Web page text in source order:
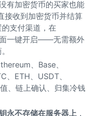
有加密货币的买家也能
接收到加密货币并结算
支付渠道，在
面一键开启——无需额外
、Base、
、ETH、USDT、
、链上确认、归集冷钱
永不存储在服务器上 ，